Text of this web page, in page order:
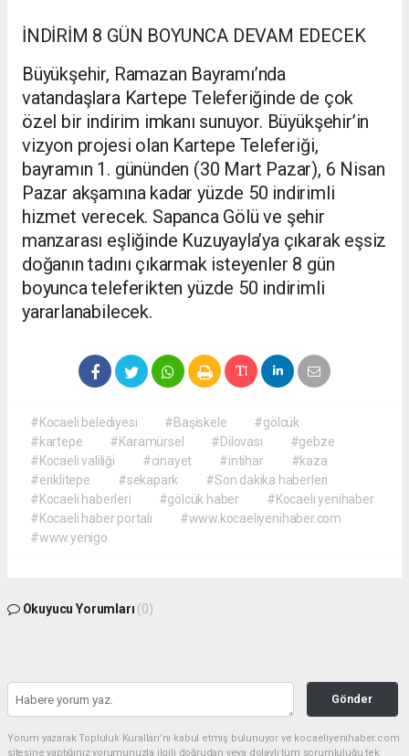
İNDİRİM 8 GÜN BOYUNCA DEVAM EDECEK
Büyükşehir, Ramazan Bayramı’nda
vatandaşlara Kartepe Teleferiğinde de çok
özel bir indirim imkanı sunuyor. Büyükşehir’in
vizyon projesi olan Kartepe Teleferiği,
bayramın 1. gününden (30 Mart Pazar), 6 Nisan
Pazar akşamına kadar yüzde 50 indirimli
hizmet verecek. Sapanca Gölü ve şehir
manzarası eşliğinde Kuzuyayla’ya çıkarak eşsiz
doğanın tadını çıkarmak isteyenler 8 gün
boyunca teleferikten yüzde 50 indirimli
yararlanabilecek.
#Kocaeli belediyesi #Başiskele
#gölcük
#kartepe
#Karamürsel #Dilovası
#gebze
#Kocaeli valiliği
#cinayet #intihar
#kaza
#eriklitepe
#sekapark
#Son dakika haberleri
#Kocaeli haberleri
#gölcük haber
#Kocaeli yenihaber
#Kocaeli haber portalı
#www.kocaeliyenihaber.com
#www.yenigo
Okuyucu Yorumları (0)
Gönder
Yorum yazarak Topluluk Kuralları’nı kabul etmiş bulunuyor ve kocaeliyenihaber.com
sitesine yaptığınız yorumunuzla ilgili doğrudan veya dolaylı tüm sorumluluğu tek